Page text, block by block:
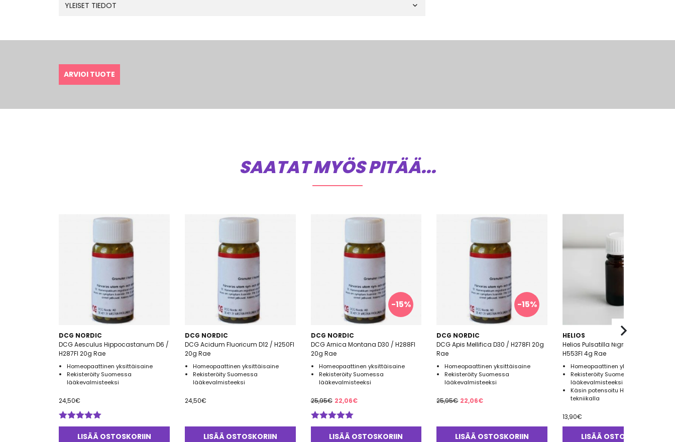
YLEISET TIEDOT
ARVIOI TUOTE
SAATAT MYÖS PITÄÄ...
DCG NORDIC
DCG Aesculus Hippocastanum D6 /
H287FI 20g Rae
Homeopaattinen yksittäisaine
Rekisteröity Suomessa
lääkevalmisteeksi
24,50€
Arvostelu
tuotteesta:
LISÄÄ OSTOSKORIIN
DCG NORDIC
DCG Acidum Fluoricum D12 / H250FI
20g Rae
Homeopaattinen yksittäisaine
Rekisteröity Suomessa
lääkevalmisteeksi
24,50€
LISÄÄ OSTOSKORIIN
-15%
DCG NORDIC
DCG Arnica Montana D30 / H288FI
20g Rae
Homeopaattinen yksittäisaine
Rekisteröity Suomessa
lääkevalmisteeksi
25,95€ Alkuperäinen
hinta
oli:
25,95€.
22,06€Nykyinen
on:
22,06€.
Arvostelu
tuotteesta:
LISÄÄ OSTOSKORIIN
-15%
DCG NORDIC
DCG Apis Mellifica D30 / H278FI 20g
Rae
Homeopaattinen yksittäisaine
Rekisteröity Suomessa
lääkevalmisteeksi
25,95€ Alkuperäinen
oli:
25,95€.
22,06€Nykyinen
on:
22,06€.
LISÄÄ OSTOSKORIIN
HELIOS
Helios Pulsatilla Nigricans C30 /
H553FI 4g Rae
Homeopaattinen yksittäisaine
Rekisteröity Suomessa
lääkevalmisteeksi
Käsin potensoitu Hahnemannin
tekniikalla
13,90€
LISÄÄ OSTOSKORIIN